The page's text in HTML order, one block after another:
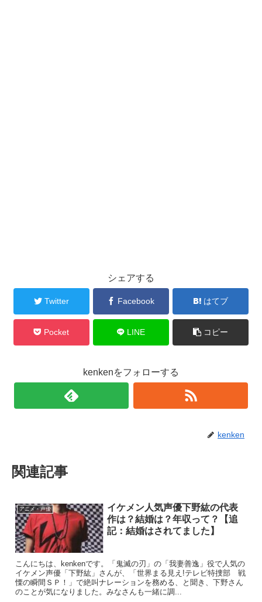
シェアする
Twitter Facebook はてブ
Pocket LINE コピー
kenkenをフォローする
kenken
関連記事
アニメ・声優
イケメン人気声優下野紘の代表
作は？結婚は？年収って？【追
記：結婚はされてました】
こんにちは、kenkenです。「鬼滅の刃」の「我妻善逸」役で人気の
イケメン声優「下野紘」さんが、「世界まる見え!テレビ特捜部 戦
慄の瞬間ＳＰ！」で絶叫ナレーションを務める、と聞き、下野さん
のことが気になりました。みなさんも一緒に調...